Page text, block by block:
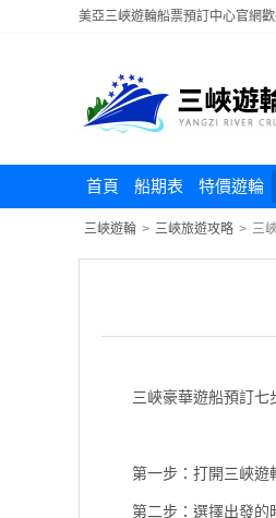
美亞三峽遊輪船票預訂中心官網
首頁 船期表 特價遊輪
三峽遊輪 > 三峽旅遊攻略 > 三
三峽豪華遊船預訂七
第一步：打開三峽
第二步：選擇出發